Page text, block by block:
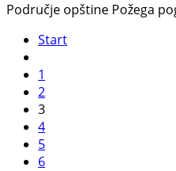
Područje opštine Požega
Start
1
2
3
4
5
6